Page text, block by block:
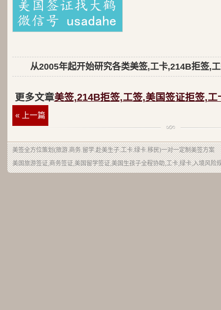
从2005年起开始研究各类美签,工卡,214B拒签,
更多文章美签,214B拒签,工签,美国签证拒签,工
« 上一篇
美签全方位策划(旅游.商务.留学.赴美生子.工卡.绿卡.移民)一对一定制美签方案
美国旅游签证,商务签证,美国留学签证,美国生孩子全程协助,工卡,绿卡,入境风险